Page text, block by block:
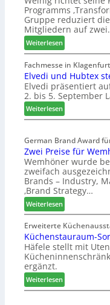
r
H
a
u
s
m
e
s
s
e
b
r
a
n
c
h
e
e
r
ö
r
e
r
t
Z
u
k
u
f
t
Programms
Gruppe reduziert
Mitgliedern auf zwei.
Weiterlesen:
W
e
i
n
i
p
s
s
t
F
ü
h
r
u
n
g
a
n
Fachmesse in Klagenfurt
Elvedi und Hubtex
Elvedi präsentiert
2. bis 5. September
Weiterlesen:
E
v
e
d
i
u
n
d
H
u
b
t
e
x
s
t
German Brand Award
Zwei Preise für
Wemhöner wurde
zweifach
Brands – Industry,
‚Brand Strategy…
Weiterlesen:
Z
w
e
i
P
e
i
Erweiterte
Küchenstauraum-
Häfele stellt mit
ergänzt.
Weiterlesen:
K